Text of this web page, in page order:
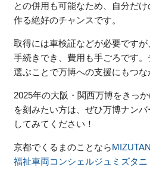
との併用も可能なため、自分だ
作る絶好のチャンスです。
取得には車検証などが必要です
手続きでき、費用も手ごろです
選ぶことで万博への支援にもつな
2025年の大阪・関西万博をきっ
を刻みたい方は、ぜひ万博ナン
してみてください！
京都でくるまのことなら MIZUTANI
福祉車両コンシェルジュミズタニ